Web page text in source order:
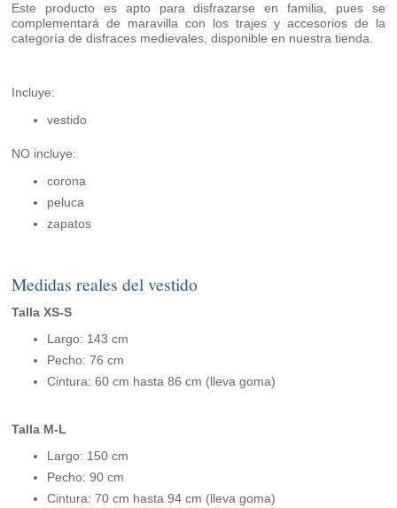
Este producto es apto para disfrazarse en familia, pues se
complementará de maravilla con los trajes y accesorios de la
categoría de disfraces medievales, disponible en nuestra tienda.
Incluye:
vestido
NO incluye:
corona
peluca
zapatos
Medidas reales del vestido
Talla XS-S
Largo: 143 cm
Pecho: 76 cm
Cintura: 60 cm hasta 86 cm (lleva goma)
Talla M-L
Largo: 150 cm
Pecho: 90 cm
Cintura: 70 cm hasta 94 cm (lleva goma)